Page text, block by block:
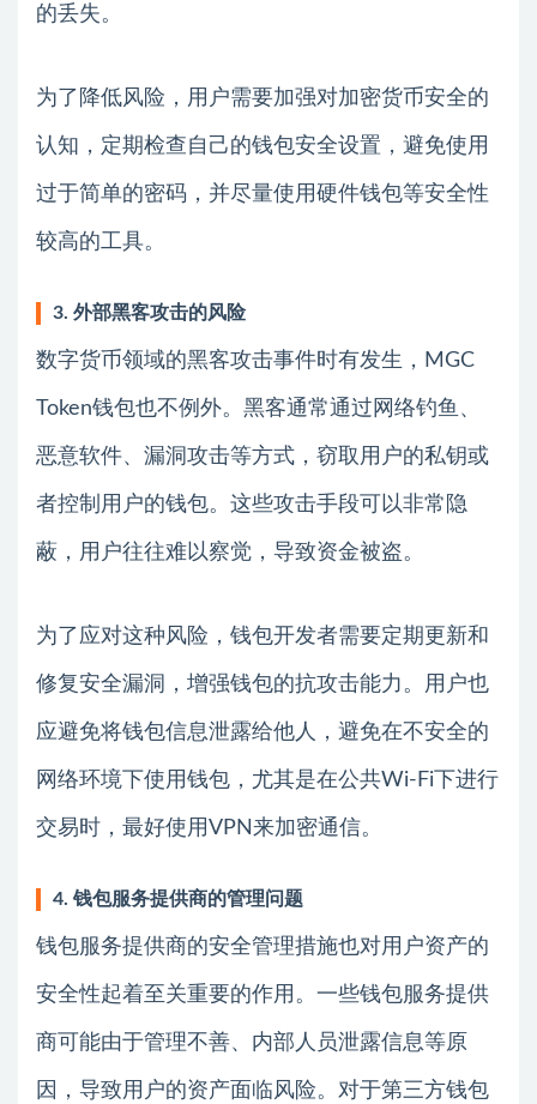
的丢失。
为了降低风险，用户需要加强对加密货币安全的
认知，定期检查自己的钱包安全设置，避免使用
过于简单的密码，并尽量使用硬件钱包等安全性
较高的工具。
3. 外部黑客攻击的风险
数字货币领域的黑客攻击事件时有发生，MGC
Token钱包也不例外。黑客通常通过网络钓鱼、
恶意软件、漏洞攻击等方式，窃取用户的私钥或
者控制用户的钱包。这些攻击手段可以非常隐
蔽，用户往往难以察觉，导致资金被盗。
为了应对这种风险，钱包开发者需要定期更新和
修复安全漏洞，增强钱包的抗攻击能力。用户也
应避免将钱包信息泄露给他人，避免在不安全的
网络环境下使用钱包，尤其是在公共Wi-Fi下进行
交易时，最好使用VPN来加密通信。
4. 钱包服务提供商的管理问题
钱包服务提供商的安全管理措施也对用户资产的
安全性起着至关重要的作用。一些钱包服务提供
商可能由于管理不善、内部人员泄露信息等原
因，导致用户的资产面临风险。对于第三方钱包